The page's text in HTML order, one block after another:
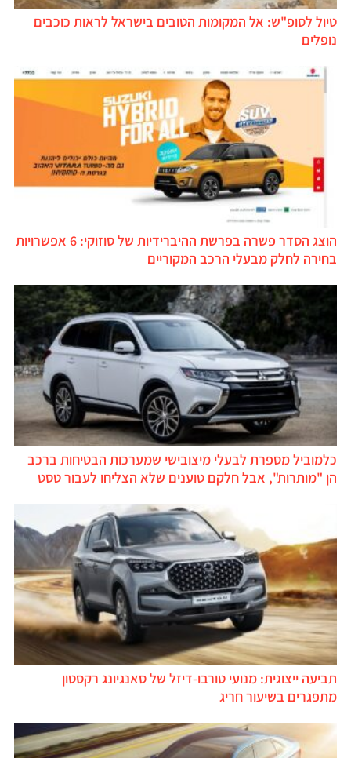
טיול לסופ"ש: אל המקומות הטובים בישראל לראות כוכבים
נופלים
הוצג הסדר פשרה בפרשת ההיברידיות של סוזוקי: 6 אפשרויות
בחירה לחלק מבעלי הרכב המקוריים
כלמוביל מספרת לבעלי מיצובישי שמערכות הבטיחות ברכב
הן "מותרות", אבל חלקם טוענים שלא הצליחו לעבור טסט
תביעה ייצוגית: מנועי טורבו-דיזל של סאנגיונג רקסטון
מתפגרים בשיעור חריג